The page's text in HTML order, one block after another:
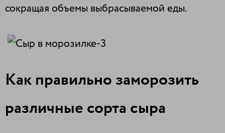
сокращая объемы выбрасываемой еды.
Как правильно заморозить
различные сорта сыра